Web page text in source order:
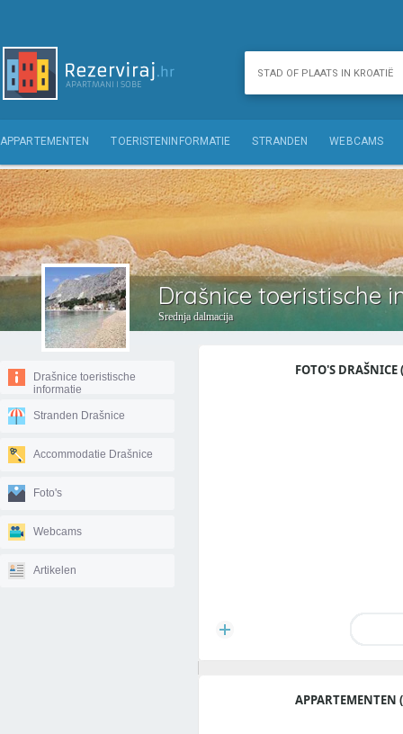
APPARTEMENTEN TOERISTENINFORMATIE STRANDEN WEBCAMS
Drašnice toeristische
Srednja dalmacija
Drašnice toeristische
informatie
Stranden Drašnice
Accommodatie Drašnice
Foto's
Webcams
Artikelen
FOTO'S DRAŠNICE
APPARTEMENTEN